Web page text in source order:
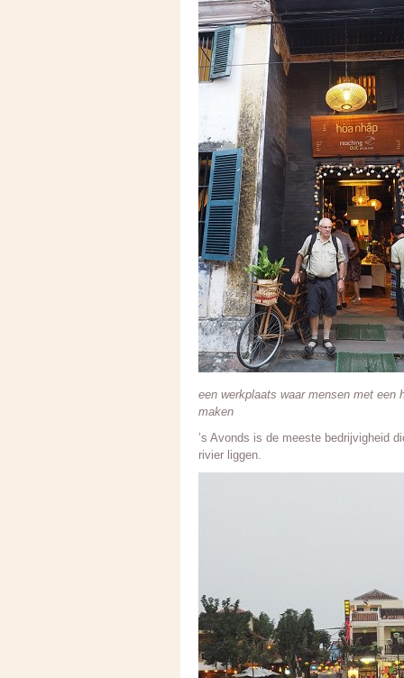
een werkplaats waar mensen met een
maken
’s Avonds is de meeste bedrijvigheid
rivier liggen.